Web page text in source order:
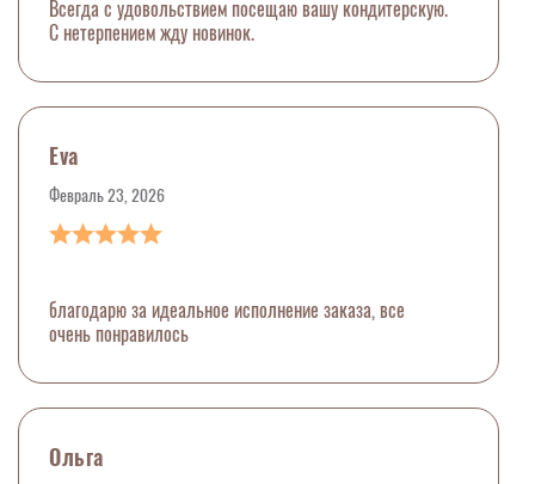
Всегда с удовольствием посещаю вашу кондитерскую.
С нетерпением жду новинок.
Eva
Февраль 23, 2026
благодарю за идеальное исполнение заказа, все
очень понравилось
Ольга